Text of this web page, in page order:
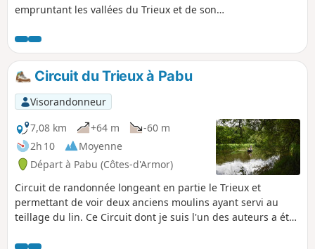
empruntant les vallées du Trieux et de son
large partie en sous bois.
Circuit du Trieux à Pabu
Visorandonneur
7,08 km
+64 m
-60 m
2h 10
Moyenne
Départ à Pabu (Côtes-d'Armor)
Circuit de randonnée longeant en partie le Trieux et
permettant de voir deux anciens moulins ayant servi au
teillage du lin. Ce Circuit dont je suis l'un des auteurs a été